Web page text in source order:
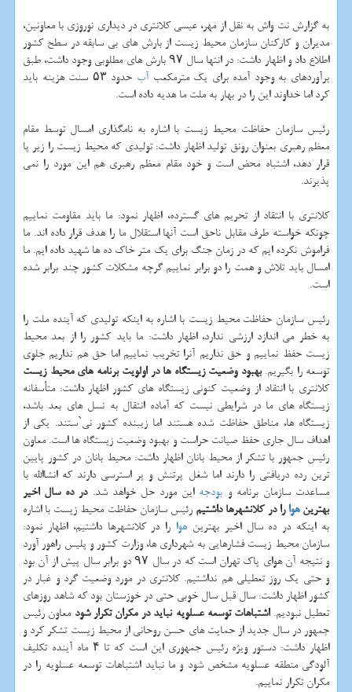
به گزارش نت واش به نقل از مهر، عیسی كلانتری در دیداری نوروزی با معاونین،
مدیران و كاركنان سازمان محیط زیست از بارش های بی سابقه در سطح كشور
اطلاع داد و اظهار داشت: در انتها سال ۹۷ بارش های مطلوبی وجود داشت، طبق
برآوردهای به وجود آمده برای یك مترمكعبآب
حدود ۵۳ سنت هزینه باید
كرد اما خداوند این را در بهار به ملت ما هدیه داده است.
رئیس سازمان حفاظت محیط زیست با اشاره به نامگذاری امسال توسط مقام
معظم رهبری بعنوان رونق تولید اظهار داشت: تولیدی كه محیط زیست را زیر پا
قرار دهد، اشتباه محض است و خود مقام معظم رهبری هم این مورد را نمی
پذیرند.
كلانتری با انتقاد از تحریم های گسترده، اظهار نمود: ما باید مقاومت نماییم
چونكه خواسته طرف مقابل ناحق است آنها استقلال ما را هدف قرار داده اند. ما
فراموش نكرده ایم كه در زمان جنگ برای یك متر خاك ده ها شهید داده ایم. ما
امسال باید تلاش و همت را دو برابر نماییم گرچه مشكلات كشور چند برابر شده
است.
رئیس سازمان حفاظت محیط زیست با اشاره به اینكه تولیدی كه آینده ملت را
به خطر می اندازد ارزشی ندارد، اظهار داشت: ما باید كشور را از بعد محیط
زیست حفظ نماییم و حق نداریم آنرا تخریب نماییم اما حق هم نداریم جلوی
توسعه را بگیریم.بهبود وضعیت زیستگاه ها در اولویت برنامه های محیط زیست
كلانتری با انتقاد از وضعیت كنونی زیستگاه های كشور اظهار داشت: متأسفانه
زیستگاه های ما در شرایطی نیست كه آماده انتقال به نسل های بعد باشد،
زیستگاه ها، مناطق حفاظت شده هستند اما زیبنده كشور نی`ستند. یكی از
اهداف سال جاری حفظ صیانت حراست و بهبود وضعیت زیستگاه ها است. معاون
رئیس جمهور با تشكر از محیط بانان اظهار داشت: محیط بانان در كشور پایین
ترین رده دریافتی را دارند اما شغل پرتنش و پر استرسی دارند كه انشاالله با
مساعدت سازمان برنامه و بودجه این مورد حل خواهد شد.در ده سال اخیر
بهترینهوارا در كلانشهرها داشتیم رئیس سازمان حفاظت محیط زیست با اشاره
به اینكه در ده سال اخیر بهترینهوا را در كلانشهرها داشتیم، اظهار نمود:
سازمان محیط زیست فشارهایی به شهرداری ها، وزارت كشور و پلیس راهور آورد
و نتیجه آن هوای پاك تهران است كه در سال ۹۷ دو برابر سال پیش از آن بود
و حتی یك روز تعطیلی هم نداشتیم. كلانتری در مورد وضعیت گرد و غبار در
كشور اظهار داشت: سال قبل سال خوبی حتی در خوزستان بود كه شاهد روزهای
تعطیل نبودیم.اشتباهات توسعه عسلویه نباید در مكران تكرار شود معاون رئیس
جمهور در سال جدید از حمایت های حسن روحانی از محیط زیست تشكر كرد و
اظهار داشت: دستور ویژه رئیس جمهوری این است كه تا ۴ ماه آینده تكلیف
آلودگی منطقه عسلویه مشخص شود و ما نباید اشتباهات توسعه عسلویه را در
مكران تكرار نماییم.